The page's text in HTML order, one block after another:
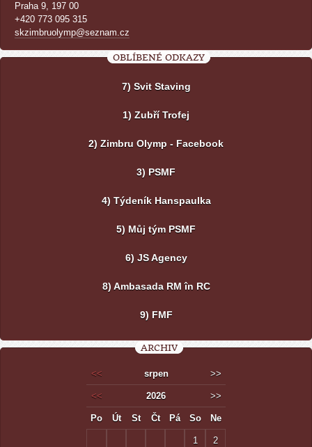
Praha 9, 197 00
+420 773 095 315
skzimbruolymp@seznam.cz
OBLÍBENÉ ODKAZY
7) Svit Staving
1) Zubří Trofej
2) Zimbru Olymp - Facebook
3) PSMF
4) Týdeník Hanspaulka
5) Můj tým PSMF
6) JS Agency
8) Ambasada RM în RC
9) FMF
ARCHIV
<< srpen >>
<< 2026 >>
Po Út St Čt Pá So Ne
1 2